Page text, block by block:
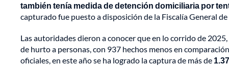
también tenía medida de detención domiciliaria por
capturado fue puesto a disposición de la Fiscalía General
Las autoridades dieron a conocer que en lo corrido de
de hurto a personas, con 937 hechos menos en
oficiales, en este año se ha logrado la captura de más de